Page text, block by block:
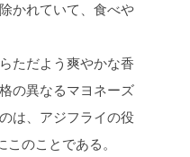
かれていて、食べや
ただよう爽やかな香
の異なるマヨネーズ
は、アジフライの役
このことである。